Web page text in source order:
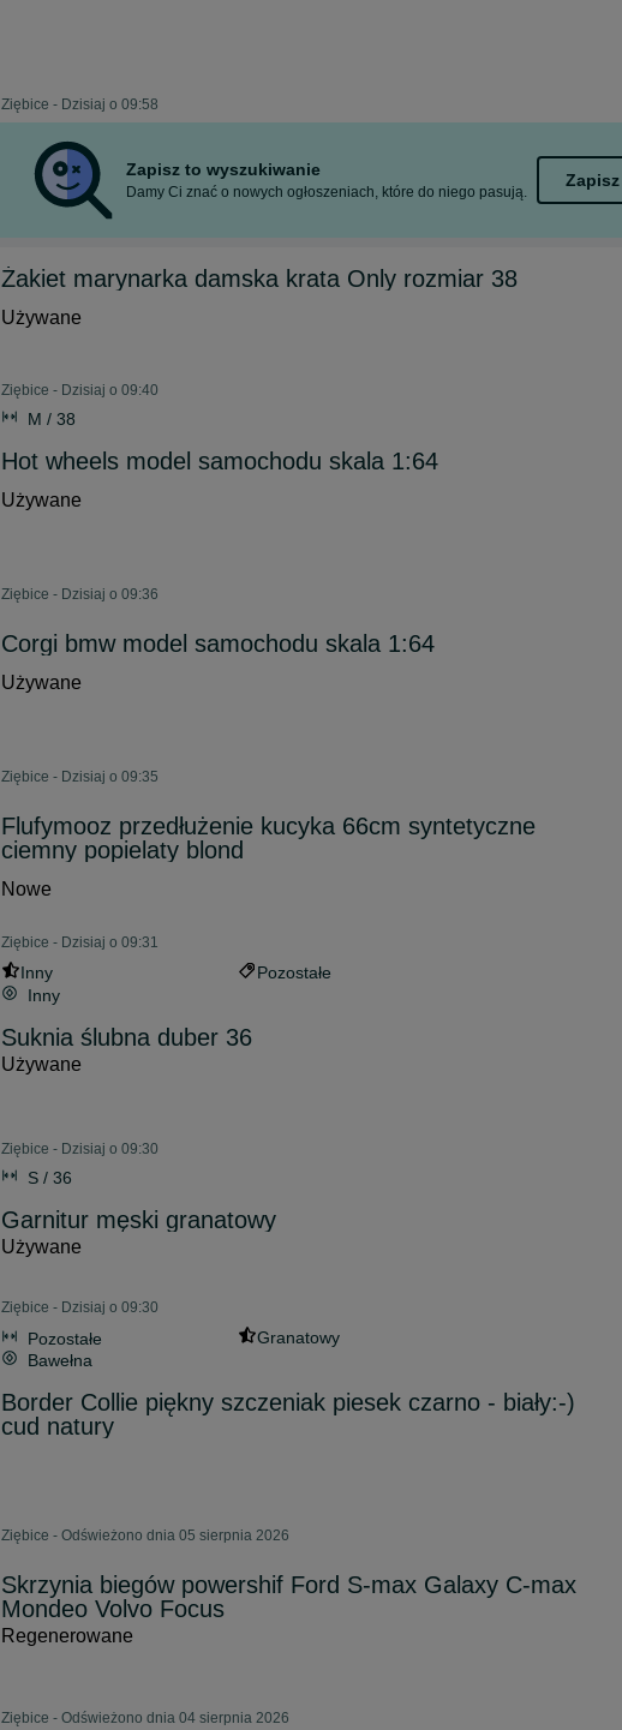
Ziębice - Dzisiaj o 09:58
Zapisz to wyszukiwanie
Damy Ci znać o nowych ogłoszeniach, które do niego pasują.
Zapisz
Żakiet marynarka damska krata Only rozmiar 38
Używane
Ziębice - Dzisiaj o 09:40
M / 38
Hot wheels model samochodu skala 1:64
Używane
Ziębice - Dzisiaj o 09:36
Corgi bmw model samochodu skala 1:64
Używane
Ziębice - Dzisiaj o 09:35
Flufymooz przedłużenie kucyka 66cm syntetyczne
ciemny popielaty blond
Nowe
Ziębice - Dzisiaj o 09:31
Inny
Pozostałe
Inny
Suknia ślubna duber 36
Używane
Ziębice - Dzisiaj o 09:30
S / 36
Garnitur męski granatowy
Używane
Ziębice - Dzisiaj o 09:30
Pozostałe
Granatowy
Bawełna
Border Collie piękny szczeniak piesek czarno - biały:-)
cud natury
Ziębice - Odświeżono dnia 05 sierpnia 2026
Skrzynia biegów powershif Ford S-max Galaxy C-max
Mondeo Volvo Focus
Regenerowane
Ziębice - Odświeżono dnia 04 sierpnia 2026